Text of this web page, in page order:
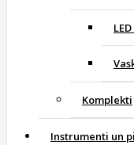
Komplekti
Instrumenti un